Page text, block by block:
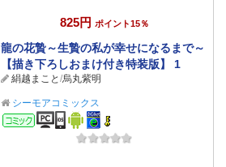
825円 ポイント15％
龍の花贄～生贄の私が幸せになるまで～
【描き下ろしおまけ付き特装版】 1
絹越まこと /烏丸紫明
シーモアコミックス
コミック